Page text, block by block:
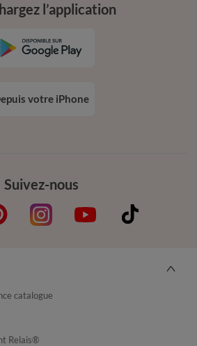
Suivez-nous
l’application
votre iPhone
catalogue
Relais®